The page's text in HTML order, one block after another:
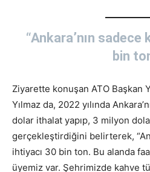
“Ankara’nın sadece
bin
Ziyarette konuşan ATO Başkan
Yılmaz da, 2022 yılında
dolar ithalat yapıp, 3 milyon
gerçekleştirdiğini belirterek,
ihtiyacı 30 bin ton. Bu alanda
üyemiz var. Şehrimizde kahve